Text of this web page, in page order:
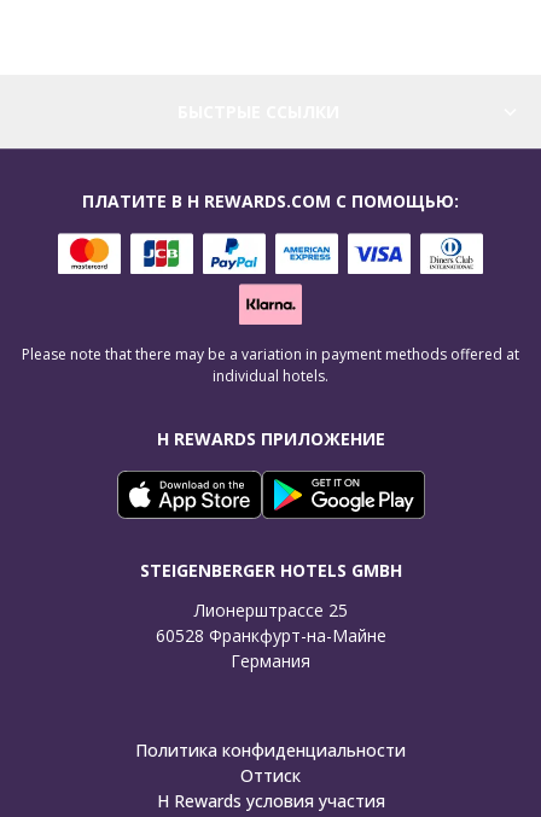
H REWARDS ПРИЛОЖЕНИЕ
STEIGENBERGER HOTELS GMBH
Лионерштрассе 25
60528 Франкфурт-на-Майне
Германия
ПЛАТИТЕ В H REWARDS.COM С ПОМОЩЬЮ:
Please note that there may be a variation in payment methods offered at
individual hotels.
Политика конфиденциальности
Оттиск
H Rewards условия участия